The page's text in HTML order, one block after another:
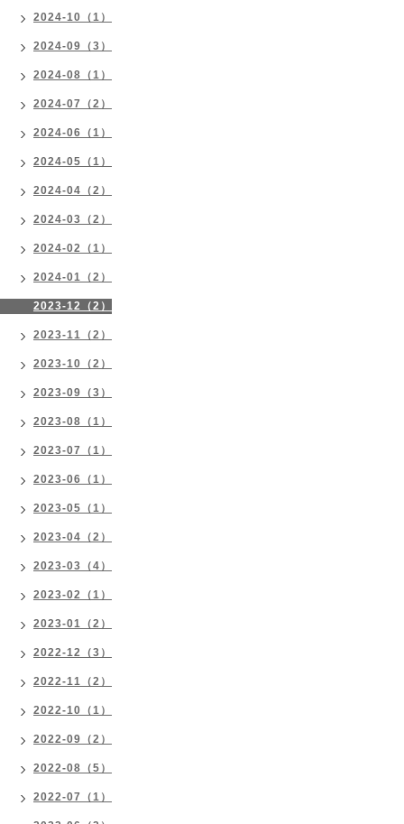
2024-10（1）
2024-09（3）
2024-08（1）
2024-07（2）
2024-06（1）
2024-05（1）
2024-04（2）
2024-03（2）
2024-02（1）
2024-01（2）
2023-12（2）
2023-11（2）
2023-10（2）
2023-09（3）
2023-08（1）
2023-07（1）
2023-06（1）
2023-05（1）
2023-04（2）
2023-03（4）
2023-02（1）
2023-01（2）
2022-12（3）
2022-11（2）
2022-10（1）
2022-09（2）
2022-08（5）
2022-07（1）